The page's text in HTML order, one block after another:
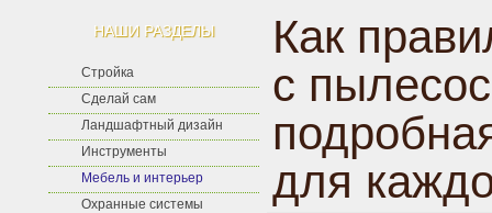
НАШИ РАЗДЕЛЫ
Стройка
Сделай сам
Ландшафтный дизайн
Инструменты
Мебель и интерьер
Охранные системы
Как
с
для